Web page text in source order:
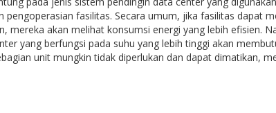
pengoperasian fasilitas. Secara umum, jika fasilitas dapat
mereka akan melihat konsumsi energi yang lebih efisien.
yang berfungsi pada suhu yang lebih tinggi akan
unit mungkin tidak diperlukan dan dapat dimatikan,